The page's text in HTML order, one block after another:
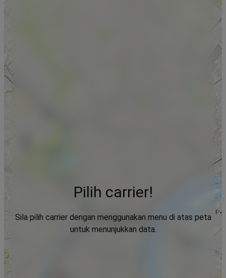
Pilih carrier!
Sila pilih carrier dengan menggunakan menu di atas peta
untuk menunjukkan data.